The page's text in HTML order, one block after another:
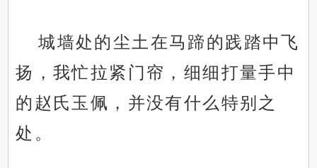
城墙处的尘土在马蹄的践踏中飞
扬，我忙拉紧门帘，细细打量手中
的赵氏玉佩，并没有什么特别之
处。